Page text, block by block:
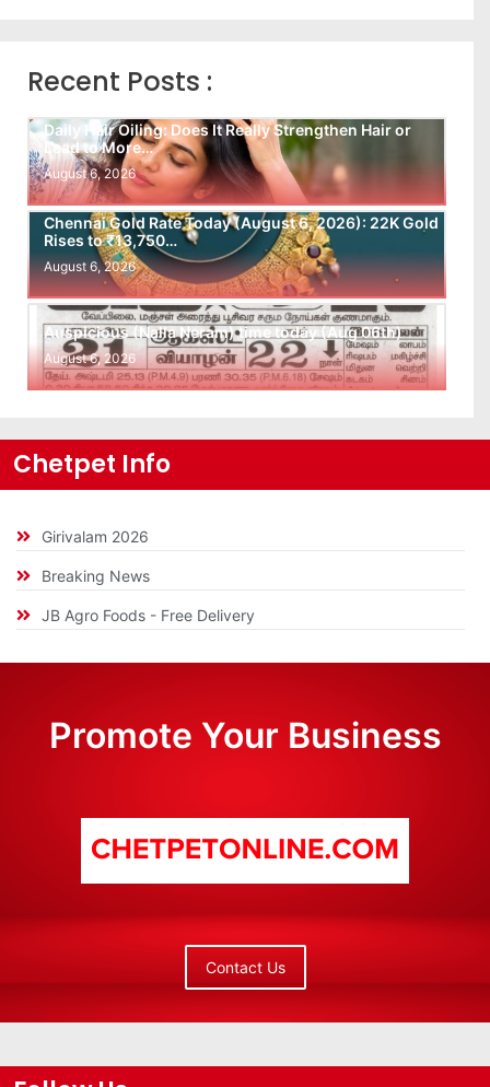
Recent Posts :
Daily Hair Oiling: Does It Really Strengthen Hair or
Lead to More…
August 6, 2026
Chennai Gold Rate Today (August 6, 2026): 22K Gold
Rises to ₹13,750…
August 6, 2026
Auspicious (Nalla Neram) time today (Aug 06th)
August 6, 2026
Chetpet Info
Girivalam 2026
Breaking News
JB Agro Foods - Free Delivery
Promote Your Business
Contact Us